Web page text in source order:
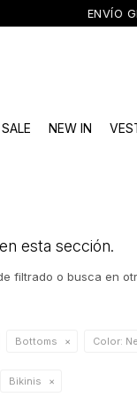
ENVÍO GRATIS A
SALE NEW IN
esta sección.
filtrado o busca en
Bottoms Color:
Bikinis